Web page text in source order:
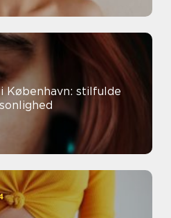
København: stilfulde